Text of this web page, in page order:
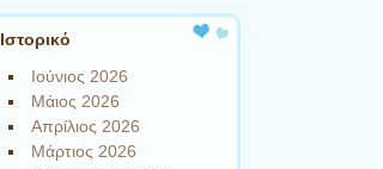
Ιστορικό
Ιούνιος 2026
Μάιος 2026
Απρίλιος 2026
Μάρτιος 2026